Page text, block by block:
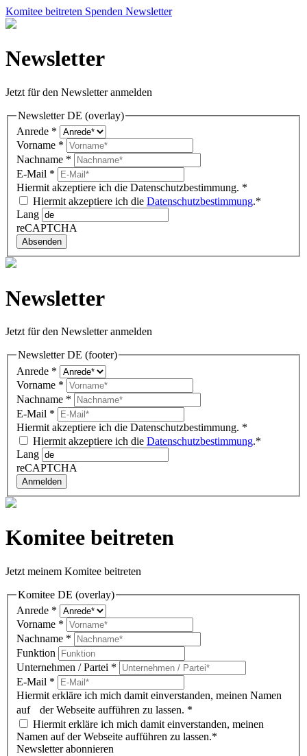
Komitee beitreten Spenden Newsletter
Newsletter
Jetzt für den Newsletter anmelden
Newsletter DE (overlay)
Anrede *
Vorname *
Nachname *
E-Mail *
Hiermit akzeptiere ich die Datenschutzbestimmung. *
Hiermit akzeptiere ich die Datenschutzbestimmung.*
Lang
reCAPTCHA
Absenden
Newsletter
Jetzt für den Newsletter anmelden
Newsletter DE (footer)
Anrede *
Vorname *
Nachname *
E-Mail *
Hiermit akzeptiere ich die Datenschutzbestimmung. *
Hiermit akzeptiere ich die Datenschutzbestimmung.*
Lang
reCAPTCHA
Anmelden
Komitee beitreten
Jetzt meinem Komitee beitreten
Komitee DE (overlay)
Anrede *
Vorname *
Nachname *
Funktion
Unternehmen / Partei *
E-Mail *
Hiermit erkläre ich mich damit einverstanden, meinen Namen
auf der Webseite aufführen zu lassen. *
Hiermit erkläre ich mich damit einverstanden, meinen
Namen auf der Webseite aufführen zu lassen.*
Newsletter abonnieren